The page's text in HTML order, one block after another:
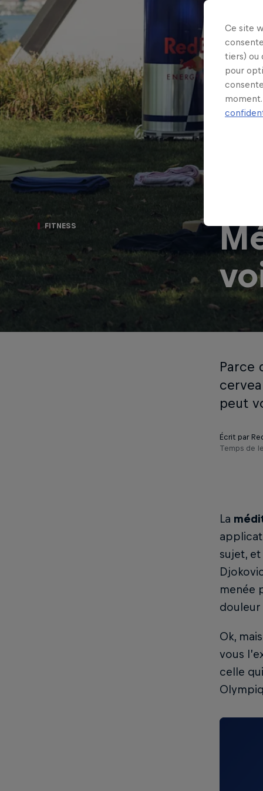
FITNESS
Parce
peut
Écrit par
Temps de
La
sujet,
menée
douleur
Ok,
vous
celle
Ce site
tiers) ou
pour